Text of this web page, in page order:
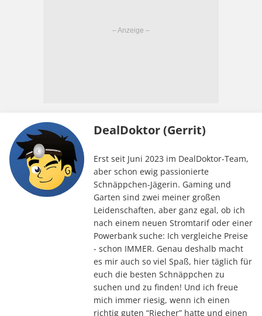
DealDoktor (Gerrit)
Erst seit Juni 2023 im DealDoktor-Team,
aber schon ewig passionierte
Schnäppchen-Jägerin. Gaming und
Garten sind zwei meiner großen
Leidenschaften, aber ganz egal, ob ich
nach einem neuen Stromtarif oder einer
Powerbank suche: Ich vergleiche Preise
- schon IMMER. Genau deshalb macht
es mir auch so viel Spaß, hier täglich für
euch die besten Schnäppchen zu
suchen und zu finden! Und ich freue
mich immer riesig, wenn ich einen
richtig guten “Riecher” hatte und einen